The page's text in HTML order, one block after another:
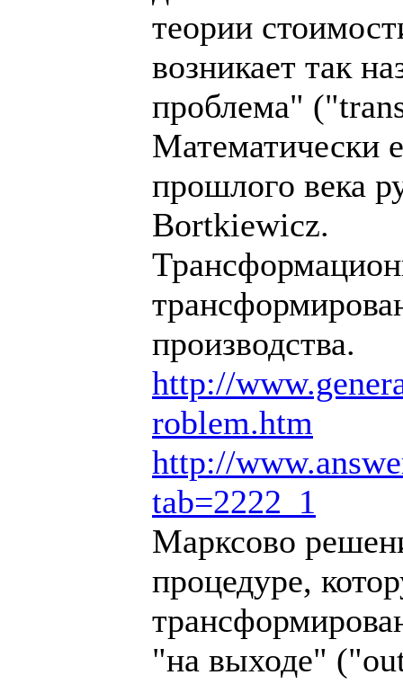
теории
возникает так
проблема"
Математически
прошлого века
Bortkiewicz.
производства.
http://
roblem.htm
http://
tab=2222_1
Марксово
процедуре,
"на выходе"